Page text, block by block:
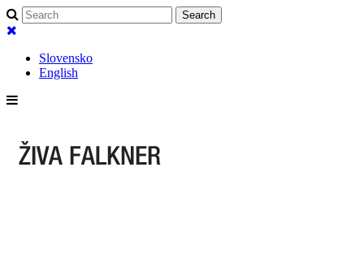
Slovensko
English